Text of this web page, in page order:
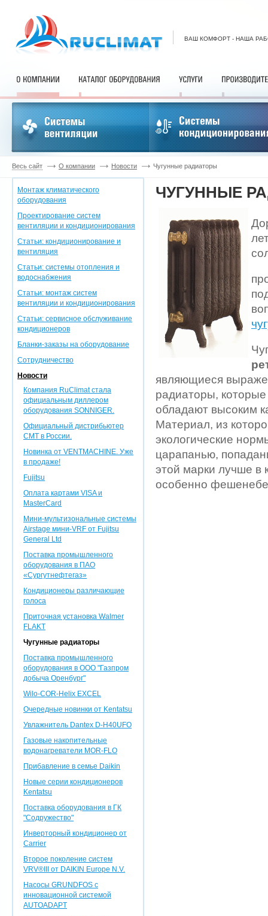
ВАШ КОМФОРТ - НАША
Весь сайт О компании Новости Чугунные радиаторы
Монтаж климатического
оборудования
Проектирование систем
вентиляции и кондиционирования
Статьи: кондиционирование и
вентиляция
Статьи: системы отопления и
водоснабжения
Статьи: монтаж систем
вентиляции и кондиционирования
Статьи: сервисное обслуживание
кондиционеров
Бланки-заказы на оборудование
Сотрудничество
Новости
Компания RuClimat стала
официальным диллером
оборудования SONNIGER.
Официальный дистрибьютер
CMT в России.
Новинка от VENTMACHINE. Уже
в продаже!
Fujitsu
Оплата картами VISA и
MasterCard
Мини-мультизональные системы
Airstage мини-VRF от Fujitsu
General Ltd
Поставка промышленного
оборудования в ПАО
«Сургутнефтегаз»
Кондиционеры различающие
голоса
Приточная установка Walmer
FLAKT
Чугунные радиаторы
Поставка промышленного
оборудования в ООО "Газпром
добыча Оренбург"
Wilo-COR-Helix EXCEL
Очередные новинки от Kentatsu
Увлажнитель Dantex D-H40UFO
Газовые накопительные
водонагреватели MOR-FLO
Прибавление в семье Daikin
Новые серии кондиционеров
Kentatsu
Поставка оборудования в ГК
"Содружество"
Инверторный кондиционер от
Carrier
Второе поколение систем
VRV®III от DAIKIN Europe N.V.
Насосы GRUNDFOS с
инновационной системой
AUTOADAPT
ЧУГУННЫЕ
являющиеся
радиаторы,
обладают высоким
Материал, из
экологические
царапанью,
этой марки лучше в
особенно